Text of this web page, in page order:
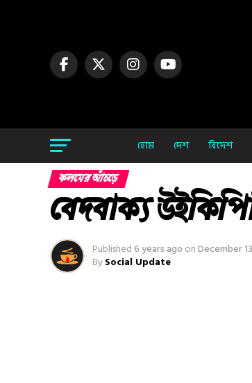
হোম দেশ বিদেশ
কলমের আঁচড়ে
বেদবাক্য
Published6 years ago onDecember
BySocial Update